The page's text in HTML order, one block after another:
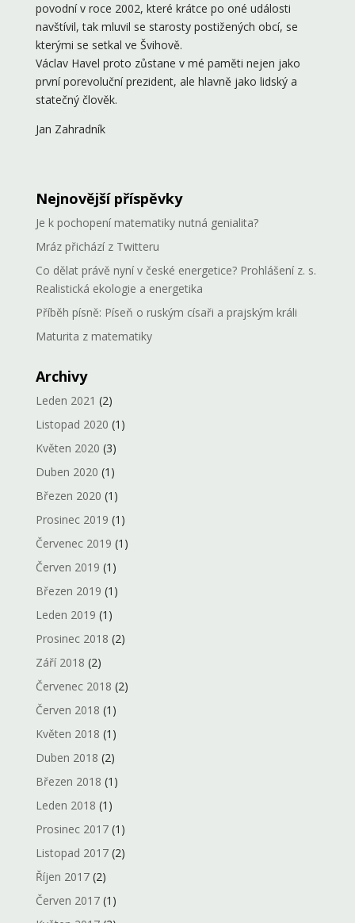
povodní v roce 2002, které krátce po oné události
navštívil, tak mluvil se starosty postižených obcí, se
kterými se setkal ve Švihově.
Václav Havel proto zůstane v mé paměti nejen jako
první porevoluční prezident, ale hlavně jako lidský a
statečný člověk.
Jan Zahradník
Nejnovější příspěvky
Je k pochopení matematiky nutná genialita?
Mráz přichází z Twitteru
Co dělat právě nyní v české energetice? Prohlášení z. s.
Realistická ekologie a energetika
Příběh písně: Píseň o ruským císaři a prajským králi
Maturita z matematiky
Archivy
Leden 2021 (2)
Listopad 2020 (1)
Květen 2020 (3)
Duben 2020 (1)
Březen 2020 (1)
Prosinec 2019 (1)
Červenec 2019 (1)
Červen 2019 (1)
Březen 2019 (1)
Leden 2019 (1)
Prosinec 2018 (2)
Září 2018 (2)
Červenec 2018 (2)
Červen 2018 (1)
Květen 2018 (1)
Duben 2018 (2)
Březen 2018 (1)
Leden 2018 (1)
Prosinec 2017(1)
Listopad 2017(2)
Říjen 2017(2)
Červen 2017(1)